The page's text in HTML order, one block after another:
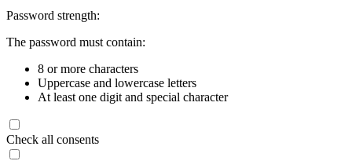
Password strength:
The password must contain:
8 or more characters
Uppercase and lowercase letters
At least one digit and special character
Check all consents